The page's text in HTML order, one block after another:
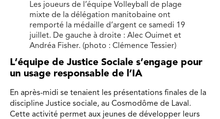
Les joueurs de l’équipe Volleyball de plage
mixte de la délégation manitobaine ont
remporté la médaille d’argent ce samedi 19
juillet. De gauche à droite : Alec Ouimet et
Andréa Fisher. (photo : Clémence Tessier)
L’équipe de Justice Sociale s’engage pour
un usage responsable de l’IA
En après-midi se tenaient les présentations finales de la
discipline Justice sociale, au Cosmodôme de Laval.
Cette activité permet aux jeunes de développer leurs